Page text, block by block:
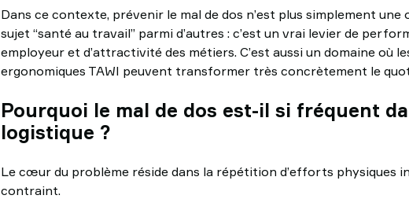
Dans ce contexte, prévenir le mal de dos n’est plus simplement
sujet “santé au travail” parmi d’autres : c’est un vrai levier de
employeur et d’attractivité des métiers. C’est aussi un domaine où
ergonomiques TAWI peuvent transformer très concrètement le
Pourquoi le mal de dos est-il si fréquent
logistique ?
Le cœur du problème réside dans la répétition d’efforts physiques
contraint.